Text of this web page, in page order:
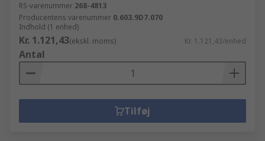
RS-varenummer 268-4813
Producentens varenummer 0.603.9D7.070
Indhold (1 enhed)
Kr. 1.121,43(ekskl. moms) Kr. 1.121,43/enhed
Antal
Tilføj